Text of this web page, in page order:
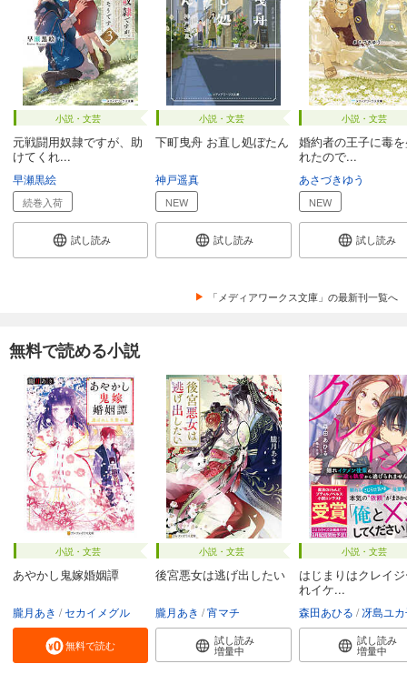
小説・文芸
元戦闘用奴隷ですが、助
けてくれ...
早瀬黒絵
続巻入荷
試し読み
小説・文芸
下町曳舟 お直し処ぼたん
神戸遥真
NEW
試し読み
小説・文芸
婚約者の王子に毒
れたので...
あさづきゆう
NEW
試し読み
「メディアワークス文庫」の最新刊一覧へ
無料で読める小説
小説・文芸
あやかし鬼嫁婚姻譚
朧月あき セカイメグル
無料で読む
小説・文芸
後宮悪女は逃げ出したい
朧月あき 宵マチ
試し読み
増量中
小説・文芸
はじまりはクレイ
れイケ...
森田あひる 冴島ユ
試し読み
増量中